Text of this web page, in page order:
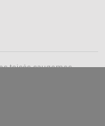
teisės saugomos.